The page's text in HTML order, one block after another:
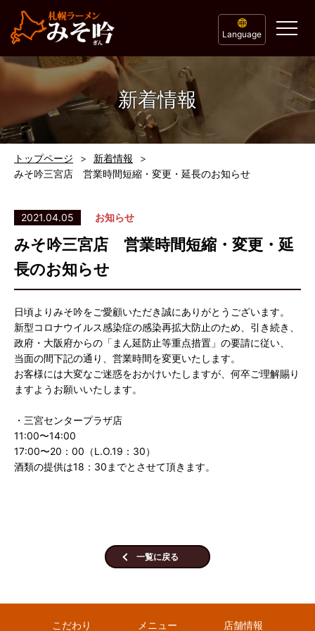
Language
新着情報
トップページ
新着情報
みそ吟三宮店 営業時間短縮・変更・延長のお知らせ
2021.04.05 お知らせ
みそ吟三宮店 営業時間短縮・変更・延
長のお知らせ
日頃よりみそ吟をご愛顧いただき誠にありがとうございます。
新型コロナウイルス感染症の感染再拡大防止のため、引き続き、
政府・大阪府からの「まん延防止等重点措置」の要請に従い、
当面の間下記の通り、営業時間を変更いたします。
お客様には大変なご迷惑をおかけいたしますが、何卒ご理解賜り
ますようお願いいたします。
・三宮センタープラザ店
11:00〜14:00
17:00〜20：00（L.O.19：30）
酒類の提供は18：30までとさせて頂きます。
一覧に戻る
こだわり メニュー 店舗情報